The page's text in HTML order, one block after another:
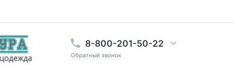
8-800-201-50-22
Обратный звонок